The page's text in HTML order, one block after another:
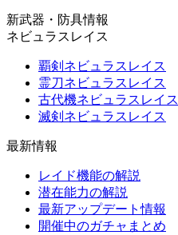
新武器・防具情報
ネビュラスレイス
覇剣ネビュラスレイス
霊刀ネビュラスレイス
古代機ネビュラスレイス
滅剣ネビュラスレイス
最新情報
レイド機能の解説
潜在能力の解説
最新アップデート情報
開催中のガチャまとめ